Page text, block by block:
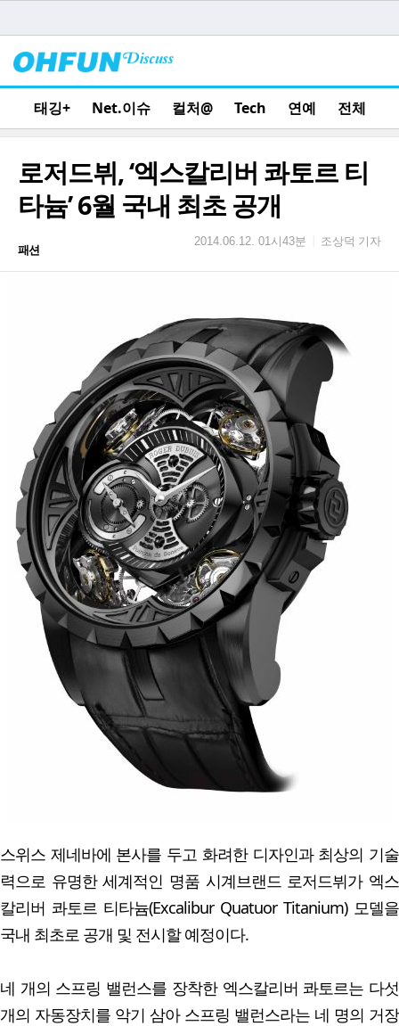
태깅+ Net.이슈 컬처@ Tech 연예 전체
로저드뷔, ‘엑스칼리버 콰토르 티
타늄’ 6월 국내 최초 공개
패션
2014.06.12. 01시43분 조상덕 기자
스위스 제네바에 본사를 두고 화려한 디자인과 최상의 기술
력으로 유명한 세계적인 명품 시계브랜드 로저드뷔가 엑스
칼리버 콰토르 티타늄(Excalibur Quatuor Titanium) 모델을
국내 최초로 공개 및 전시할 예정이다.
네 개의 스프링 밸런스를 장착한 엑스칼리버 콰토르는 다섯
개의 자동장치를 악기 삼아 스프링 밸런스라는 네 명의 거장